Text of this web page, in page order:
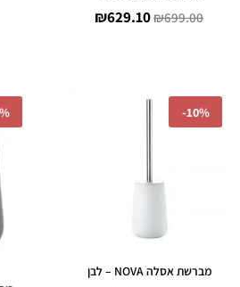
₪699.00
₪629.10
10%
-
מברשת אסלה NOVA – לבן
המחיר